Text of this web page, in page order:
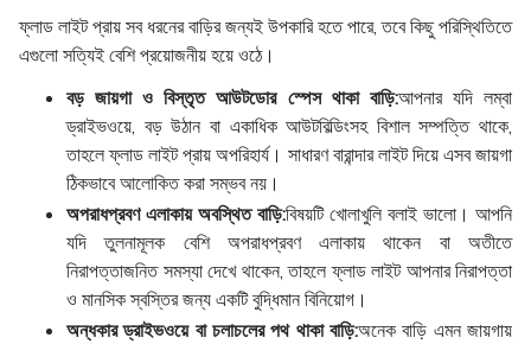
ফ্লাড লাইট প্রায় সব ধরনের বাড়ির জন্যই উপকারি হতে পারে, তবে কিছু পরিস্থিতিতে
এগুলো সত্যিই বেশি প্রয়োজনীয় হয়ে ওঠে।
বড় জায়গা ও বিস্তৃত আউটডোর স্পেস থাকা বাড়ি:আপনার যদি লম্বা
ড্রাইভওয়ে, বড় উঠান বা একাধিক আউটবিল্ডিংসহ বিশাল সম্পত্তি থাকে,
তাহলে ফ্লাড লাইট প্রায় অপরিহার্য। সাধারণ বারান্দার লাইট দিয়ে এসব জায়গা
ঠিকভাবে আলোকিত করা সম্ভব নয়।
অপরাধপ্রবণ এলাকায় অবস্থিত বাড়ি:বিষয়টি খোলাখুলি বলাই ভালো। আপনি
যদি তুলনামূলক বেশি অপরাধপ্রবণ এলাকায় থাকেন বা অতীতে
নিরাপত্তাজনিত সমস্যা দেখে থাকেন, তাহলে ফ্লাড লাইট আপনার নিরাপত্তা
ও মানসিক স্বস্তির জন্য একটি বুদ্ধিমান বিনিয়োগ।
অন্ধকার ড্রাইভওয়ে বা চলাচলের পথ থাকা বাড়ি:অনেক বাড়ি এমন জায়গায়